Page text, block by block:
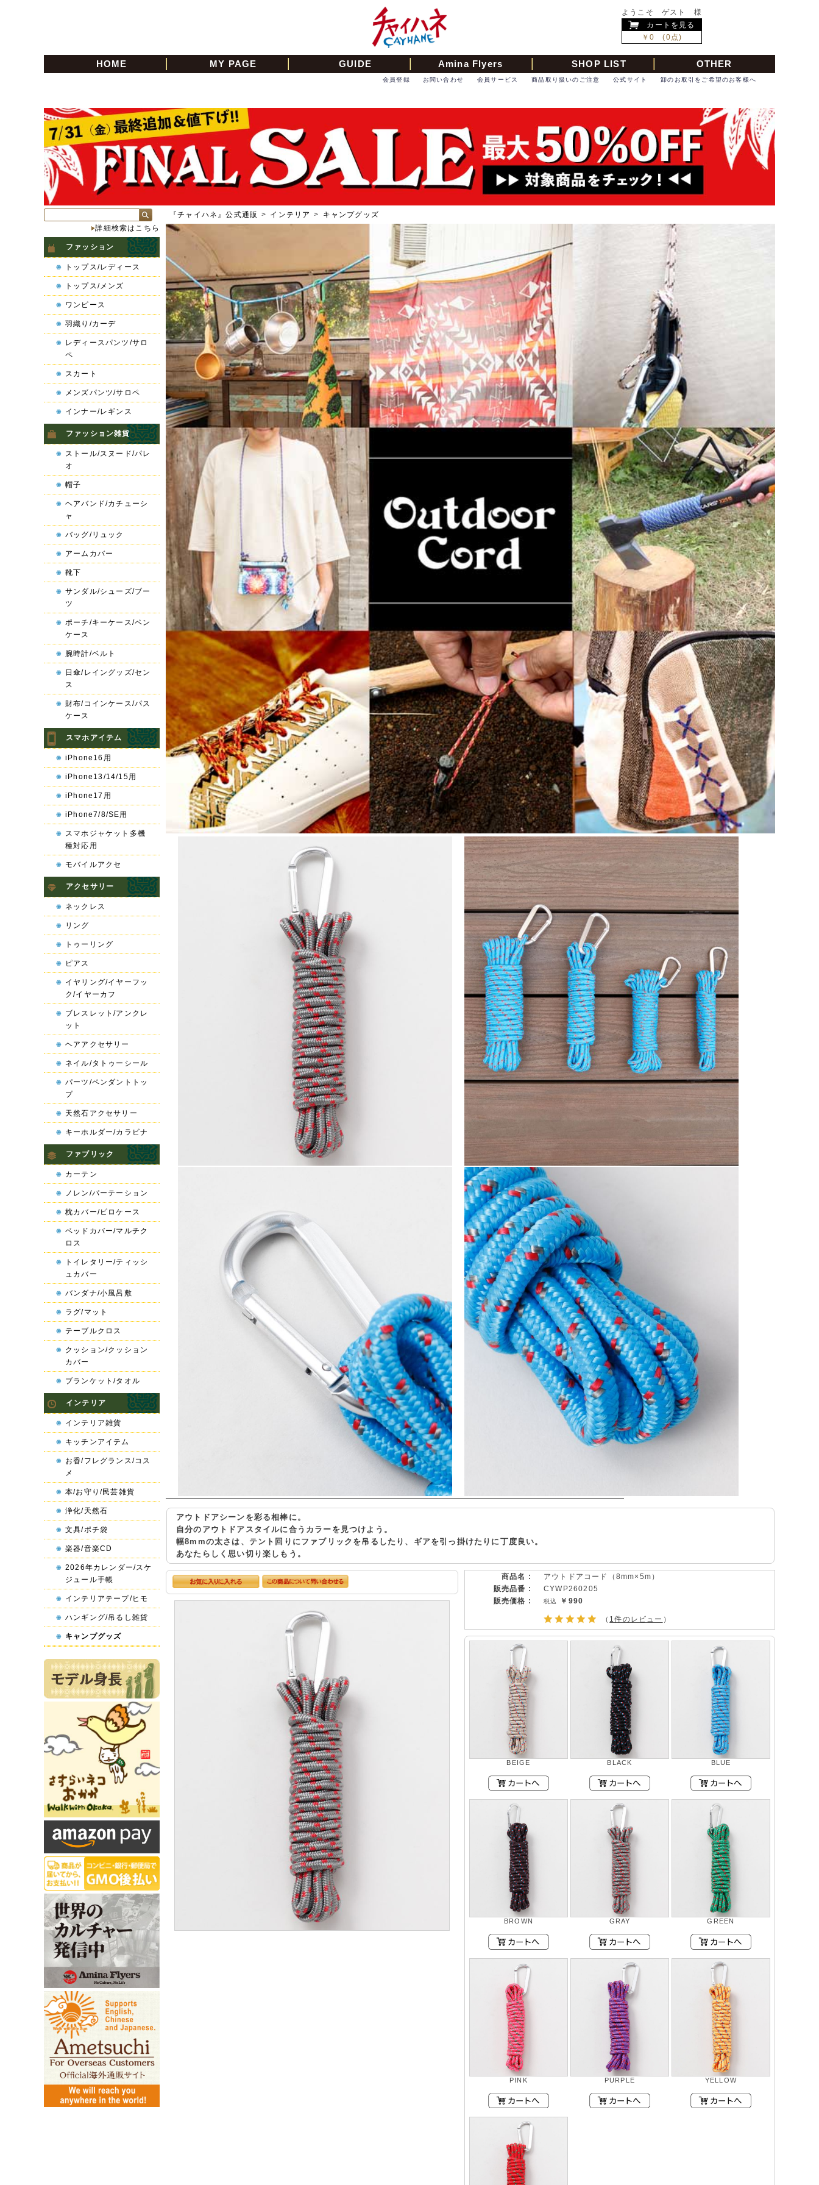
ようこそ ゲスト 様
カートを見る
￥0 (0点)
HOME MY PAGE GUIDE Amina Flyers SHOP LIST OTHER
卸のお取引をご希望のお客様へ
公式サイト
商品取り扱いのご注意
会員サービス
お問い合わせ
会員登録
『チャイハネ』公式通販 > インテリア > キャンプグッズ
アウトドアシーンを彩る相棒に。
自分のアウトドアスタイルに合うカラーを見つけよう。
幅8mmの太さは、テント回りにファブリックを吊るしたり、ギアを引っ掛けたりに丁度良い。
あなたらしく思い切り楽しもう。
商品名 :
アウトドアコード（8mm×5m）
販売品番 :
CYWP260205
販売価格 :
￥990
（ 1件のレビュー ）
BEIGE BLACK BLUE
BROWN GRAY GREEN
PINK PURPLE YELLOW
詳細検索はこちら
ファッション
トップス/レディース
トップス/メンズ
ワンピース
羽織り/カーデ
レディースパンツ/サロ
ペ
スカート
メンズパンツ/サロペ
インナー/レギンス
ファッション雑貨
ストール/スヌード/パレ
オ
帽子
ヘアバンド/カチューシ
ャ
バッグ/リュック
アームカバー
靴下
サンダル/シューズ/ブー
ツ
ポーチ/キーケース/ペン
ケース
腕時計/ベルト
日傘/レイングッズ/セン
ス
財布/コインケース/パス
ケース
スマホアイテム
iPhone16用
iPhone13/14/15用
iPhone17用
iPhone7/8/SE用
スマホジャケット多機
種対応用
モバイルアクセ
アクセサリー
ネックレス
リング
トゥーリング
ピアス
イヤリング/イヤーフッ
ク/イヤーカフ
ブレスレット/アンクレ
ット
ヘアアクセサリー
ネイル/タトゥーシール
パーツ/ペンダントトッ
プ
天然石アクセサリー
キーホルダー/カラビナ
ファブリック
カーテン
ノレン/パーテーション
枕カバー/ピロケース
ベッドカバー/マルチク
ロス
トイレタリー/ティッシ
ュカバー
バンダナ/小風呂敷
ラグ/マット
テーブルクロス
クッション/クッション
カバー
ブランケット/タオル
インテリア
インテリア雑貨
キッチンアイテム
お香/フレグランス/コス
メ
本/お守り/民芸雑貨
浄化/天然石
文具/ポチ袋
楽器/音楽CD
2026年カレンダー/スケ
ジュール手帳
インテリアテープ/ヒモ
ハンギング/吊るし雑貨
キャンプグッズ